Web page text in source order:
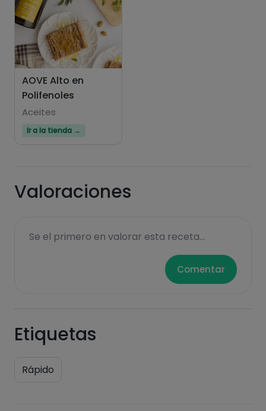
AOVE Alto en
Polifenoles
Aceites
Ir a la tienda →
Valoraciones
Se el primero en valorar esta receta...
Comentar
Etiquetas
Rápido